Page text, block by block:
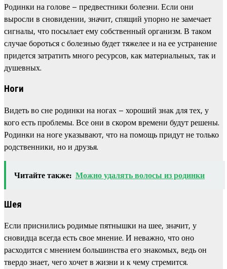
Родинки на голове – предвестники болезни. Если они
выросли в сновидении, значит, спящий упорно не замечает
сигналы, что посылает ему собственный организм. В таком
случае бороться с болезнью будет тяжелее и на ее устранение
придется затратить много ресурсов, как материальных, так и
душевных.
Ноги
Видеть во сне родинки на ногах – хороший знак для тех, у
кого есть проблемы. Все они в скором времени будут решены.
Родинки на ноге указывают, что на помощь придут не только
родственники, но и друзья.
Читайте также: Можно удалять волосы из родинки
Шея
Если приснились родимые пятнышки на шее, значит, у
сновидца всегда есть свое мнение. И неважно, что оно
расходится с мнением большинства его знакомых, ведь он
твердо знает, чего хочет в жизни и к чему стремится.